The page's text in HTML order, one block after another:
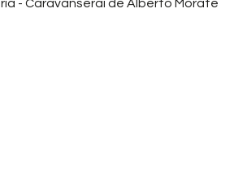
- Caravanserai de Alberto Morate